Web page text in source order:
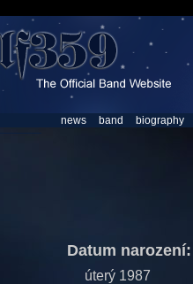
news band biography
Datum narození:
úterý 1987